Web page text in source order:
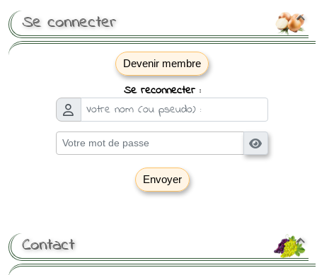

Se connecter
Devenir membre
Se reconnecter :
Envoyer

Contact